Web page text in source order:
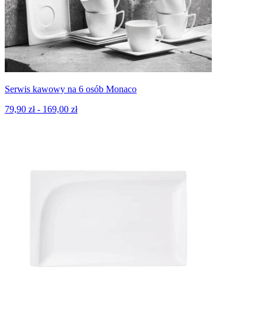
Serwis kawowy na 6 osób Monaco
79,90 zł - 169,00 zł